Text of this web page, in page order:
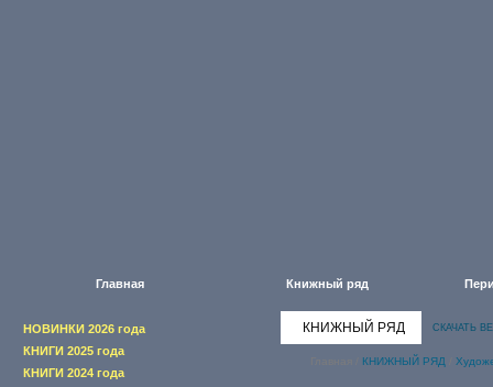
Главная Книжный ряд
НОВИНКИ 2026 года
КНИГИ 2025 года
КНИГИ 2024 года
КНИЖНЫЙ РЯД СКАЧАТЬ
КНИЖНЫЙ РЯД